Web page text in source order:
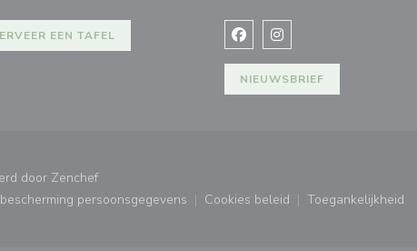
EEN TAFEL Facebook ((opent in een
Instagram ((opent in
NIEUWSBRIEF
door Zenchef((opent in een nieuw venster))
persoonsgegevens
((opent in een nieuw venster))
Cookies beleid
((opent in een nieuw venster))
Toegankelijkheid
((opent in